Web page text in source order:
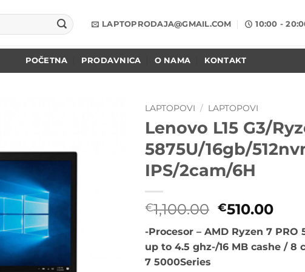
LAPTOPRODAJA@GMAIL.COM 10:00 -
POČETNA PRODAVNICA O NAMA KONTAKT
LAPTOPOVI / LAPTOPOVI
Lenovo L15 G3/
5875U/16gb/
IPS/2cam/6H
€1,100.00 Originalna
je
bila:
€510.00
je:
-Procesor – AMD Ryzen 7
up to 4.5 ghz-/16 MB cashe / 8
7 5000Series